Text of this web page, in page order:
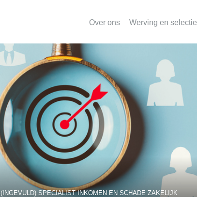
Over ons Werving en selectie
(INGEVULD) SPECIALIST INKOMEN EN SCHADE ZAKELIJK